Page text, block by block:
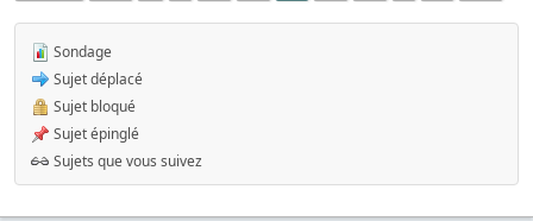
Sondage
Sujet déplacé
Sujet bloqué
Sujet épinglé
Sujets que vous suivez